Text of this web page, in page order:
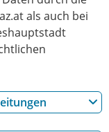
als auch bei